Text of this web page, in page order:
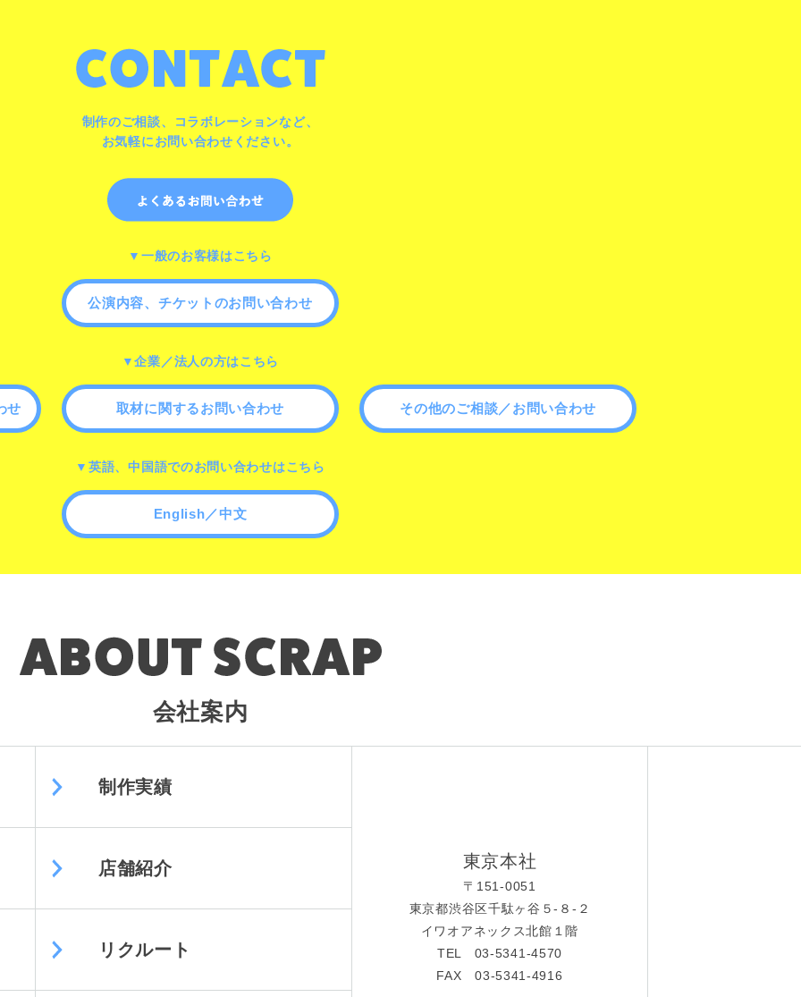
制作のご相談、コラボレーションなど、
お気軽にお問い合わせください。
▼一般のお客様はこちら
公演内容、チケットのお問い合わせ
▼企業／法人の方はこちら
せ 取材に関するお問い合わせ その他のご相談／お問い合わせ
▼英語、中国語でのお問い合わせはこちら
English／中文
会社案内
制作実績
店舗紹介
リクルート
東京本社
〒151-0051
東京都渋谷区千駄ヶ谷５-８-２
イワオアネックス北館１階
TEL 03-5341-4570
FAX 03-5341-4916